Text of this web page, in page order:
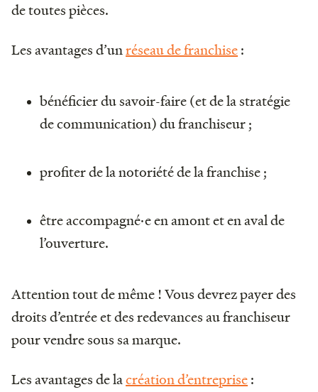
de toutes pièces.
Les avantages d’unréseau de franchise:
bénéficier du savoir-faire (et de la stratégie
de communication) du franchiseur ;
profiter de la notoriété de la franchise ;
être accompagné·e en amont et en aval de
l’ouverture.
Attention tout de même ! Vous devrez payer des
droits d’entrée et des redevances au franchiseur
pour vendre sous sa marque.
Les avantages de lacréation d’entreprise: